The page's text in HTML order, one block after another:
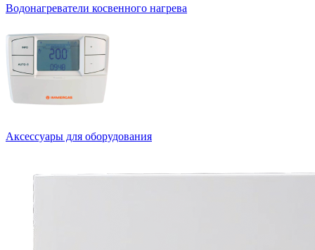
Водонагреватели косвенного нагрева
Аксессуары для оборудования